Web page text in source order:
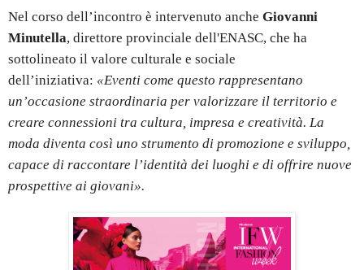
Nel corso dell’incontro è intervenuto anche Giovanni
Minutella, direttore provinciale dell'ENASC, che ha
sottolineato il valore culturale e sociale
dell’iniziativa: «Eventi come questo rappresentano
un’occasione straordinaria per valorizzare il territorio e
creare connessioni tra cultura, impresa e creatività. La
moda diventa così uno strumento di promozione e sviluppo,
capace di raccontare l’identità dei luoghi e di offrire nuove
prospettive ai giovani».